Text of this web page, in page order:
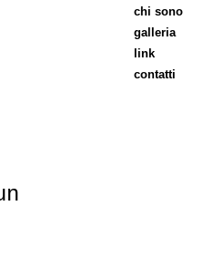
chi sono
galleria
link
contatti